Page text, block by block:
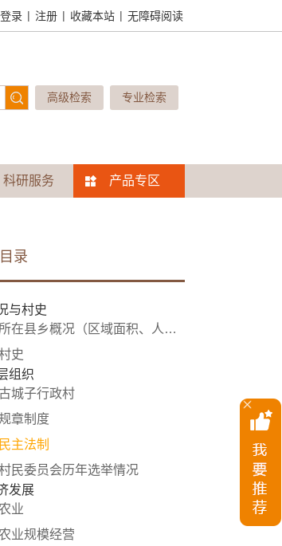
登录 | 注册 | 收藏本站 | 无障碍阅读
高级检索 专业检索
科研服务 产品专区
录
与村史
在县乡概况（区域面积、人口）
史
组织
城子行政村
章制度
主法制
民委员会历年选举情况
发展
业
业规模经营